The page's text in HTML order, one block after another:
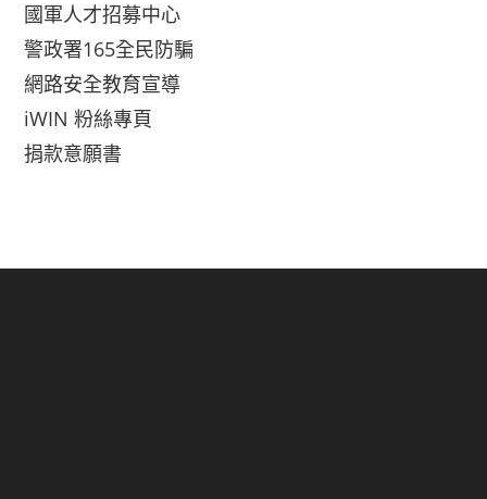
國軍人才招募中心
警政署165全民防騙
網路安全教育宣導
iWIN 粉絲專頁
捐款意願書